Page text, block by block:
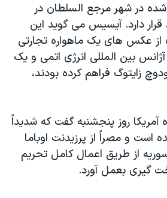
در شهر مرجع السلطان در
دارد. آيسيس می گويد اين
از عکس های يک ماهواره تجارتی
بين المللی انرژی اتمی و يک
زايتوگ فراهم کرده بودند،
آمريکا روز پنجشنبه گفت که شديداً
است و مصراً از پرزيدنت اوباما
از طريق اعمال کامل تحريم